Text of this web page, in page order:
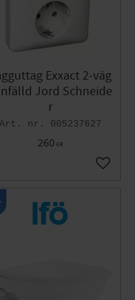
Exxact 2-väg
Jord Schneide
r
005237627
260 KR
Add